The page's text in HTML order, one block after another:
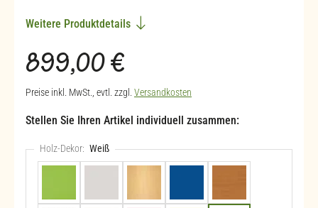
Weitere Produktdetails
Regulärer Preis:
899,00 €
Preise inkl. MwSt., evtl. zzgl. Versandkosten
Stellen Sie Ihren Artikel individuell zusammen:
Holz-Dekor: Weiß